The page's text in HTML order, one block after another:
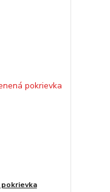
pokrievka